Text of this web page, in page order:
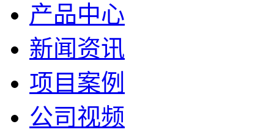
产品中心
新闻资讯
项目案例
公司视频